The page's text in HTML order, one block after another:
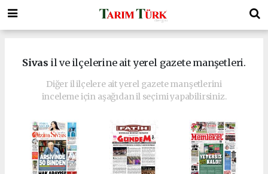
Sivas il ve ilçelerine ait yerel gazete manşetleri.
Diğer il ilçelere ait yerel gazete manşetlerini
inceleme için aşağıdan il seçimi yapabilirsiniz.